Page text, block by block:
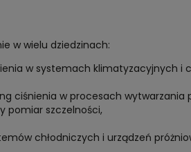
w wielu dziedzinach:
w systemach klimatyzacyjnych i
ciśnienia w procesach wytwarzania
pomiar szczelności,
chłodniczych i urządzeń